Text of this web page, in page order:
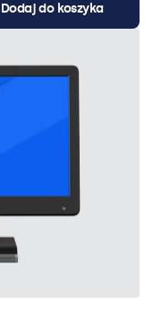
Dodaj do koszyka